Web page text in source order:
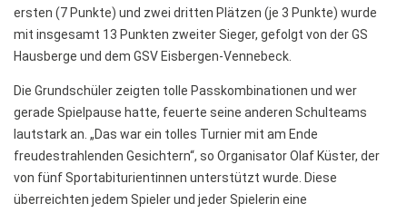
Schule digital
Unterricht
Fächer
Unterrichtszeiten
Hausaufgaben
Materiallisten
ersten (7 Punkte) und zwei dritten Plätzen (je 3 Punkte) wurde
mit insgesamt 13 Punkten zweiter Sieger, gefolgt von der GS
Hausberge und dem GSV Eisbergen-Vennebeck.
Die Grundschüler zeigten tolle Passkombinationen und wer
gerade Spielpause hatte, feuerte seine anderen Schulteams
lautstark an. „Das war ein tolles Turnier mit am Ende
freudestrahlenden Gesichtern“, so Organisator Olaf Küster, der
von fünf Sportabiturientinnen unterstützt wurde. Diese
überreichten jedem Spieler und jeder Spielerin eine